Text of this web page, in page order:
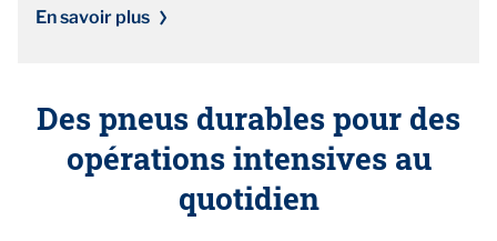
En savoir plus
Des pneus durables pour des
opérations intensives au
quotidien